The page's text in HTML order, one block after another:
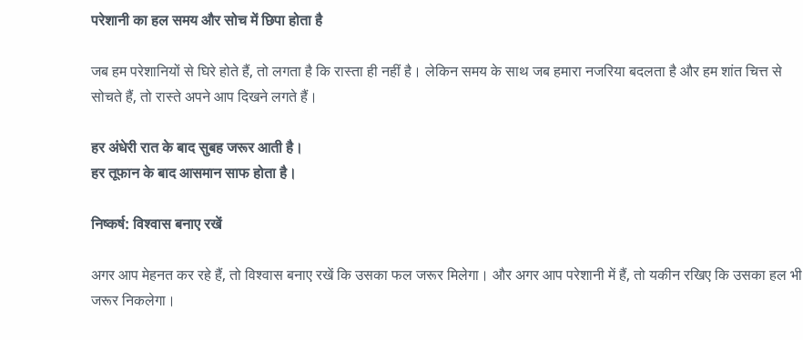
परेशानी का हल समय और सोच में छिपा होता है
जब हम परेशानियों से घिरे होते हैं, तो लगता है कि रास्ता ही नहीं है। लेकिन समय के साथ जब हमारा नजरिया बदलता है और हम शांत चित्त से
सोचते हैं, तो रास्ते अपने आप दिखने लगते हैं।
हर अंधेरी रात के बाद सुबह जरूर आती है।
हर तूफान के बाद आसमान साफ होता है।
निष्कर्ष: विश्वास बनाए रखें
अगर आप मेहनत कर रहे हैं, तो विश्वास बनाए रखें कि उसका फल जरूर मिलेगा। और अगर आप परेशानी में हैं, तो यकीन रखिए कि उसका हल भी
जरूर निकलेगा।